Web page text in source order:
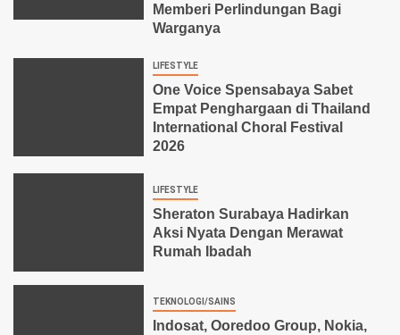
Memberi Perlindungan Bagi
Warganya
LIFESTYLE
One Voice Spensabaya Sabet
Empat Penghargaan di Thailand
International Choral Festival
2026
LIFESTYLE
Sheraton Surabaya Hadirkan
Aksi Nyata Dengan Merawat
Rumah Ibadah
TEKNOLOGI/SAINS
Indosat, Ooredoo Group, Nokia,